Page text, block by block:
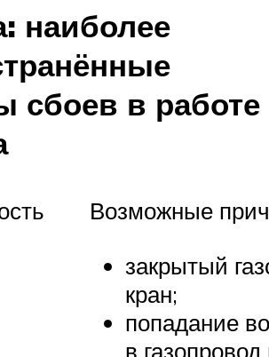
наиболее
сбоев в работе
Возможные
закрытый
кран;
попадание
в газопровод